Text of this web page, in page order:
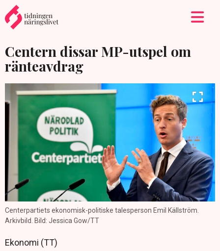
Centern dissar MP-utspel om
ränteavdrag
Centerpartiets ekonomisk-politiske talesperson Emil Källström.
Arkivbild. Bild: Jessica Gow/TT
Ekonomi (TT)